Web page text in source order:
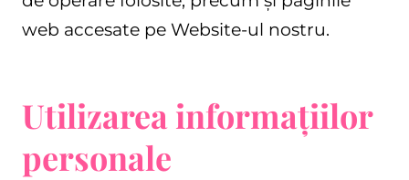
web accesate pe Website-ul nostru.
Utilizarea informațiilor
personale